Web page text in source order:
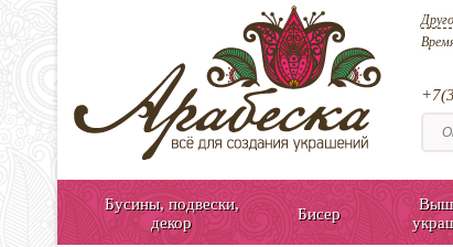
Бусины, подвески,
декор
Бисер